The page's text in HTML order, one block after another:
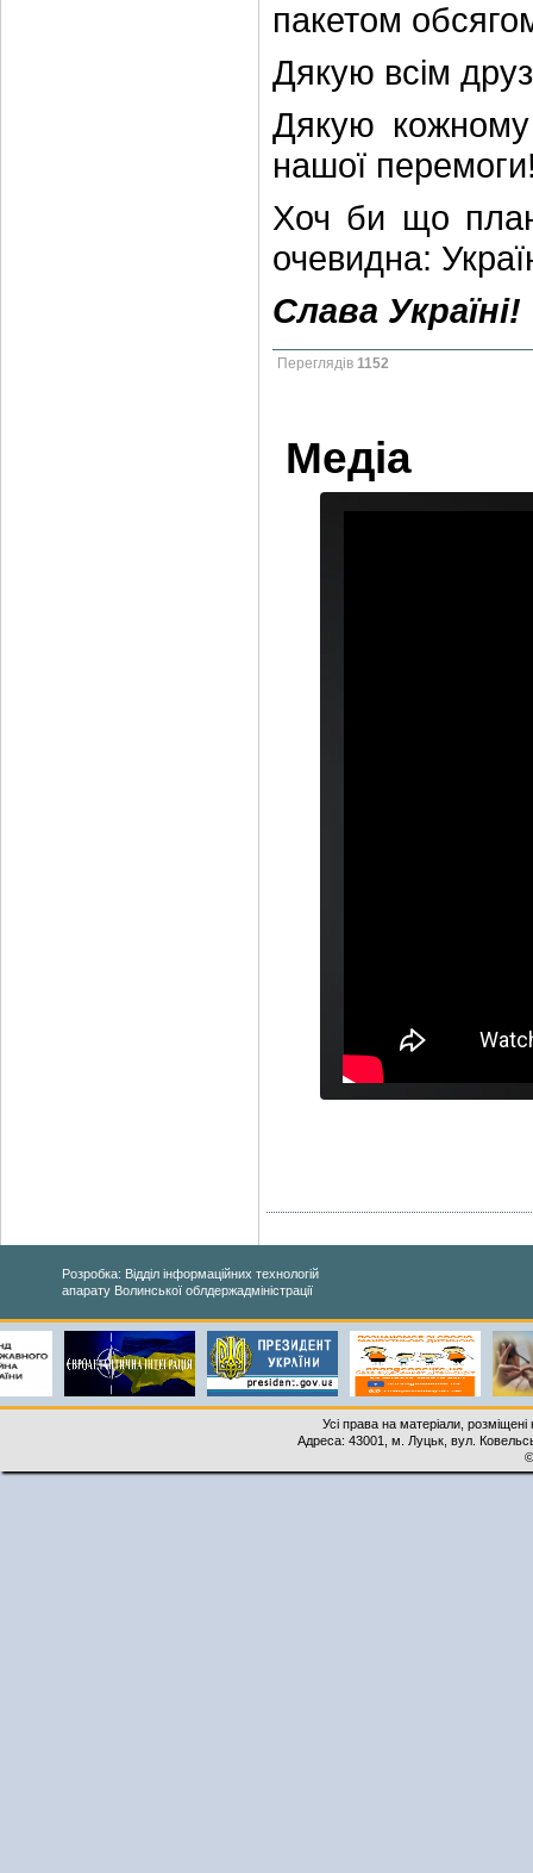
пакетом
Дякую всім
Дякую
нашої
Хоч би що
очевидна:
Слава Україні!
Переглядів 1152
Медіа
Розробка: Відділ інформаційних технологій
апарату Волинської облдержадміністрації
Усі права на матеріали,
Адреса: 43001, м. Луцьк, вул.